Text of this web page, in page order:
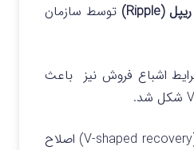
ریپل (Ripple)
توسط سازمان
اشباع فروش نیز باعث
منظور از بهبود V شکل (V-shaped recovery) اصلاح